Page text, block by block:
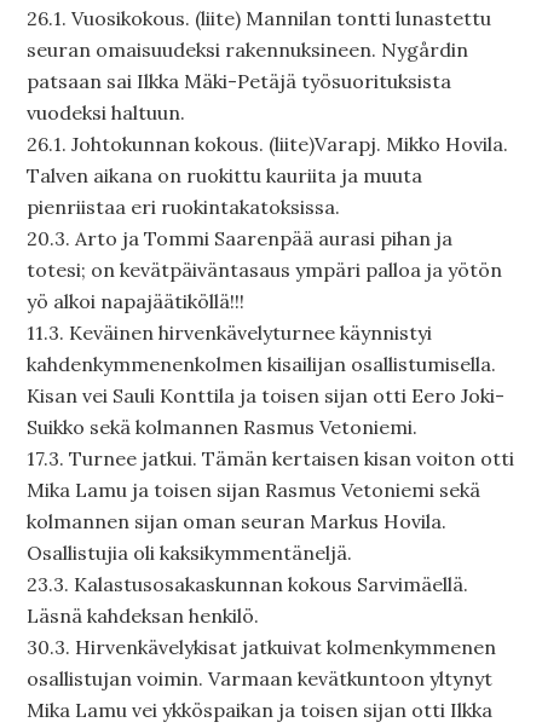
26.1. Vuosikokous. (liite) Mannilan tontti lunastettu
seuran omaisuudeksi rakennuksineen. Nygårdin
patsaan sai Ilkka Mäki-Petäjä työsuorituksista
vuodeksi haltuun.
26.1. Johtokunnan kokous. (liite)Varapj. Mikko Hovila.
Talven aikana on ruokittu kauriita ja muuta
pienriistaa eri ruokintakatoksissa.
20.3. Arto ja Tommi Saarenpää aurasi pihan ja
totesi; on kevätpäiväntasaus ympäri palloa ja yötön
yö alkoi napajäätiköllä!!!
11.3. Keväinen hirvenkävelyturnee käynnistyi
kahdenkymmenenkolmen kisailijan osallistumisella.
Kisan vei Sauli Konttila ja toisen sijan otti Eero Joki-
Suikko sekä kolmannen Rasmus Vetoniemi.
17.3. Turnee jatkui. Tämän kertaisen kisan voiton otti
Mika Lamu ja toisen sijan Rasmus Vetoniemi sekä
kolmannen sijan oman seuran Markus Hovila.
Osallistujia oli kaksikymmentäneljä.
23.3. Kalastusosakaskunnan kokous Sarvimäellä.
Läsnä kahdeksan henkilö.
30.3. Hirvenkävelykisat jatkuivat kolmenkymmenen
osallistujan voimin. Varmaan kevätkuntoon yltynyt
Mika Lamu vei ykköspaikan ja toisen sijan otti Ilkka